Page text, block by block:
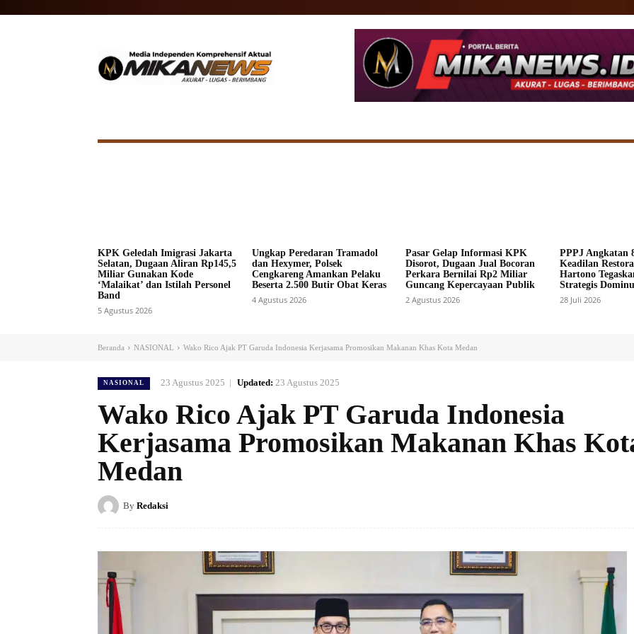
KPK Geledah Imigrasi Jakarta
Selatan, Dugaan Aliran Rp145,5
Miliar Gunakan Kode
‘Malaikat’ dan Istilah Personel
Band
5 Agustus 2026
Ungkap Peredaran Tramadol
dan Hexymer, Polsek
Cengkareng Amankan Pelaku
Beserta 2.500 Butir Obat Keras
4 Agustus 2026
Pasar Gelap Informasi KPK
Disorot, Dugaan Jual Bocoran
Perkara Bernilai Rp2 Miliar
Guncang Kepercayaan Publik
2 Agustus 2026
PPPJ Angkatan
Keadilan
Hartono
Strategis
28 Juli 2026
Beranda NASIONAL Wako Rico Ajak PT Garuda Indonesia Kerjasama Promosikan Makanan Khas Kota Medan
NASIONAL 23 Agustus 2025 Updated: 23 Agustus 2025
Wako Rico Ajak PT Garuda Indonesia
Kerjasama Promosikan Makanan Khas
Medan
By Redaksi